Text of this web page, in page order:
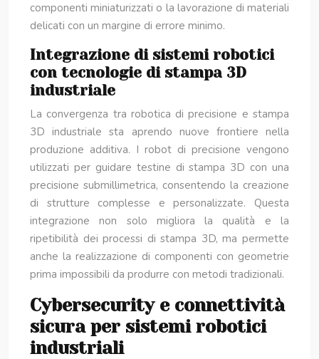
componenti miniaturizzati o la lavorazione di materiali
delicati con un margine di errore minimo.
Integrazione di sistemi robotici
con tecnologie di stampa 3D
industriale
La convergenza tra robotica di precisione e stampa
3D industriale sta aprendo nuove frontiere nella
produzione additiva. I robot di precisione vengono
utilizzati per guidare testine di stampa 3D con una
precisione submillimetrica, consentendo la creazione
di strutture complesse e personalizzate. Questa
integrazione non solo migliora la qualità e la
ripetibilità dei processi di stampa 3D, ma permette
anche la realizzazione di componenti con geometrie
prima impossibili da produrre con metodi tradizionali.
Cybersecurity e connettività
sicura per sistemi robotici
industriali